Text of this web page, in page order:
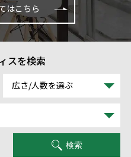
はこちら
スを検索
広さ/人数を選ぶ
検索